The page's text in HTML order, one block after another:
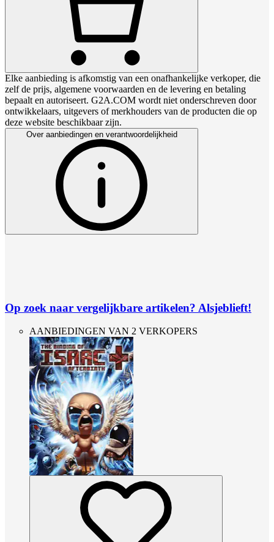
Elke aanbieding is afkomstig van een onafhankelijke verkoper, die
zelf de prijs, algemene voorwaarden en de levering en betaling
bepaalt en autoriseert. G2A.COM wordt niet onderschreven door
ontwikkelaars, uitgevers of merkhouders van de producten die op
deze website beschikbaar zijn.
Over aanbiedingen en verantwoordelijkheid
Op zoek naar vergelijkbare artikelen? Alsjeblieft!
AANBIEDINGEN VAN 2 VERKOPERS